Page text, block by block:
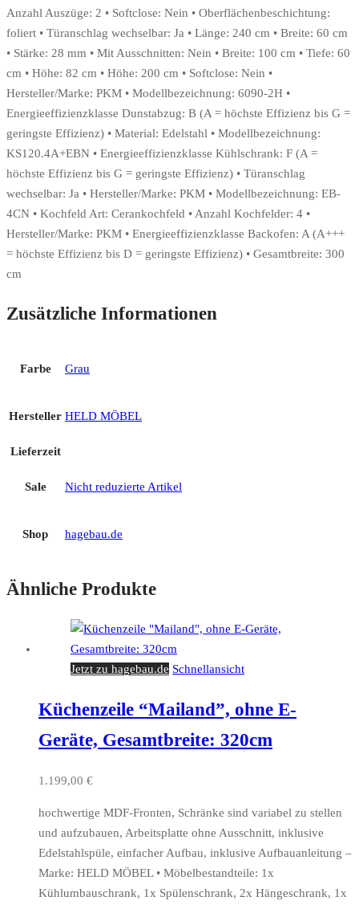
Anzahl Auszüge: 2 • Softclose: Nein • Oberflächenbeschichtung:
foliert • Türanschlag wechselbar: Ja • Länge: 240 cm • Breite: 60 cm
• Stärke: 28 mm • Mit Ausschnitten: Nein • Breite: 100 cm • Tiefe: 60
cm • Höhe: 82 cm • Höhe: 200 cm • Softclose: Nein •
Hersteller/Marke: PKM • Modellbezeichnung: 6090-2H •
Energieeffizienzklasse Dunstabzug: B (A = höchste Effizienz bis G =
geringste Effizienz) • Material: Edelstahl • Modellbezeichnung:
KS120.4A+EBN • Energieeffizienzklasse Kühlschrank: F (A =
höchste Effizienz bis G = geringste Effizienz) • Türanschlag
wechselbar: Ja • Hersteller/Marke: PKM • Modellbezeichnung: EB-
4CN • Kochfeld Art: Cerankochfeld • Anzahl Kochfelder: 4 •
Hersteller/Marke: PKM • Energieeffizienzklasse Backofen: A (A+++
= höchste Effizienz bis D = geringste Effizienz) • Gesamtbreite: 300
cm
Zusätzliche Informationen
Farbe Grau
Hersteller HELD MÖBEL
Lieferzeit
Sale Nicht reduzierte Artikel
Shop hagebau.de
Ähnliche Produkte
Jetzt zu hagebau.de Schnellansicht
Küchenzeile “Mailand”, ohne E-
Geräte, Gesamtbreite: 320cm
1.199,00 €
hochwertige MDF-Fronten, Schränke sind variabel zu stellen
und aufzubauen, Arbeitsplatte ohne Ausschnitt, inklusive
Edelstahlspüle, einfacher Aufbau, inklusive Aufbauanleitung –
Marke: HELD MÖBEL • Möbelbestandteile: 1x
Kühlumbauschrank, 1x Spülenschrank, 2x Hängeschrank, 1x